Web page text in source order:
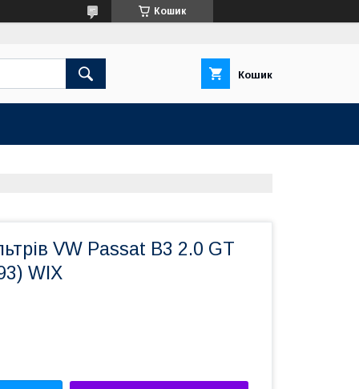
Кошик
Кошик
VW Passat B3 2.0 GT
WIX